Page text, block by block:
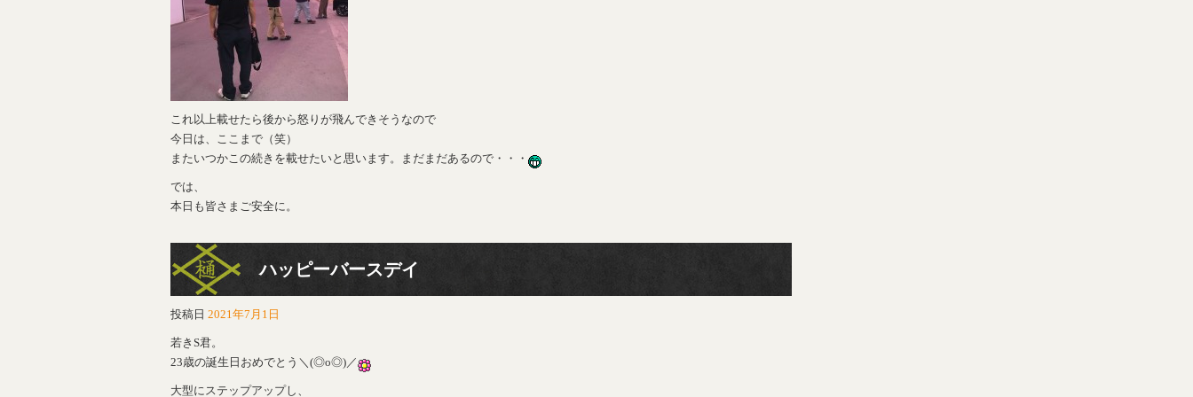
これ以上載せたら後から怒りが飛んできそうなので
今日は、ここまで（笑）
またいつかこの続きを載せたいと思います。まだまだあるので・・・
では、
本日も皆さまご安全に。
ハッピーバースデイ
投稿日 2021年7月1日
若きS君。
23歳の誕生日おめでとう＼(◎o◎)／
大型にステップアップし、